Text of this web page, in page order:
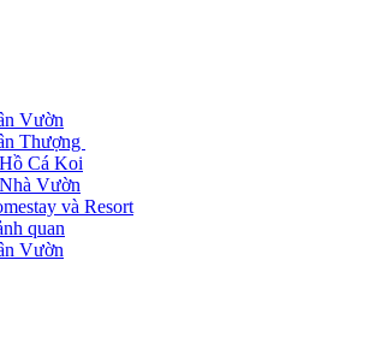
Vườn
Thượng
Cá Koi
Vườn
và Resort
quan
Vườn